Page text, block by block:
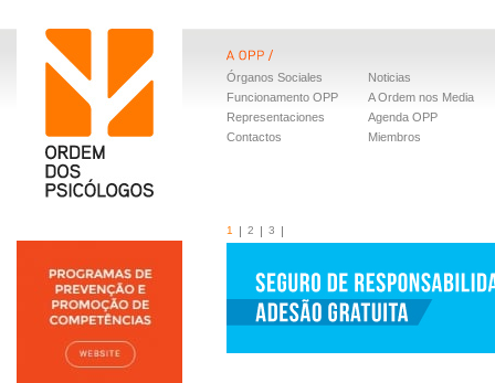
Órganos Sociales
Funcionamento OPP
Representaciones
Contactos
Noticias
A Ordem nos Media
Agenda OPP
Miembros
1 2 3